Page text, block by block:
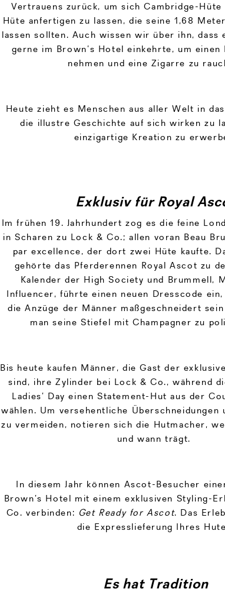
Vertrauens zurück, um sich Cambridge-Hüte
Hüte anfertigen zu lassen, die seine 1,68
lassen sollten. Auch wissen wir über ihn, dass
gerne im Brown’s Hotel einkehrte, um
nehmen und eine Zigarre zu
Heute zieht es Menschen aus aller Welt in
die illustre Geschichte auf sich wirken zu
einzigartige Kreation zu
Exklusiv für Royal
Im frühen 19. Jahrhundert zog es die feine
in Scharen zu Lock & Co.; allen voran Beau
par excellence, der dort zwei Hüte kaufte.
gehörte das Pferderennen Royal Ascot zu
Kalender der High Society und Brummell,
Influencer, führte einen neuen Dresscode
die Anzüge der Männer maßgeschneidert
man seine Stiefel mit Champagner zu
Bis heute kaufen Männer, die Gast der
sind, ihre Zylinder bei Lock & Co., während
Ladies’ Day einen Statement-Hut aus der
wählen. Um versehentliche Überschneidungen
zu vermeiden, notieren sich die Hutmacher,
und wann trägt.
In diesem Jahr können Ascot-Besucher
Brown’s Hotel mit einem exklusiven Styling-
Co. verbinden: Get Ready for Ascot. Das
die Expresslieferung Ihres
Es hat Tradition